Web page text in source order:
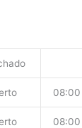
08:00
08:00